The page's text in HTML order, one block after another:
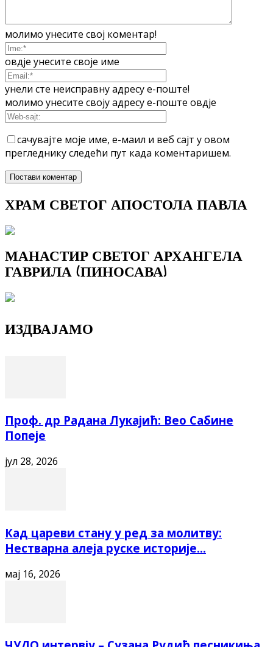
молимо унесите свој коментар!
овдје унесите своје име
унели сте неисправну адресу е-поште!
молимо унесите своју адресу е-поште овдје
сачувајте моје име, е-маил и веб сајт у овом
прегледнику следећи пут када коментаришем.
ХРАМ СВЕТОГ АПОСТОЛА ПАВЛА
МАНАСТИР СВЕТОГ АРХАНГЕЛА
ГАВРИЛА (ПИНОСАВА)
ИЗДВАЈАМО
Проф. др Радана Лукајић: Вео Сабине
Попеје
јул 28, 2026
Кад цареви стану у ред за молитву:
Нестварна алеја руске историје...
мај 16, 2026